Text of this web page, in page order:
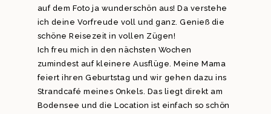
auf dem Foto ja wunderschön aus! Da verstehe
ich deine Vorfreude voll und ganz. Genieß die
schöne Reisezeit in vollen Zügen!
Ich freu mich in den nächsten Wochen
zumindest auf kleinere Ausflüge. Meine Mama
feiert ihren Geburtstag und wir gehen dazu ins
Strandcafé meines Onkels. Das liegt direkt am
Bodensee und die Location ist einfach so schön